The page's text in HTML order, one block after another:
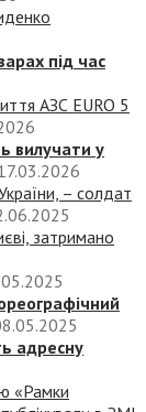
під час
АЗС EURO 5
вилучати у
– солдат
затримано
адресну
«‎Рамки